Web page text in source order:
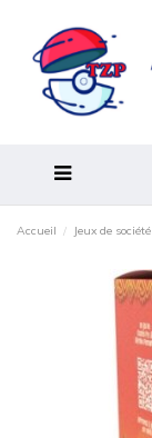
Accueil Jeux de société